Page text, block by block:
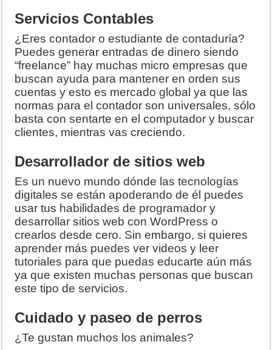
Servicios Contables
¿Eres contador o estudiante de contaduría?
Puedes generar entradas de dinero siendo
“freelance” hay muchas micro empresas que
buscan ayuda para mantener en orden sus
cuentas y esto es mercado global ya que las
normas para el contador son universales, sólo
basta con sentarte en el computador y buscar
clientes, mientras vas creciendo.
Desarrollador de sitios web
Es un nuevo mundo dónde las tecnologías
digitales se están apoderando de él puedes
usar tus habilidades de programador y
desarrollar sitios web con WordPress o
crearlos desde cero. Sin embargo, si quieres
aprender más puedes ver videos y leer
tutoriales para que puedas educarte aún más
ya que existen muchas personas que buscan
este tipo de servicios.
Cuidado y paseo de perros
¿Te gustan muchos los animales?